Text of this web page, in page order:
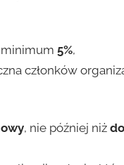
minimum 5%,
członków
, nie później niż